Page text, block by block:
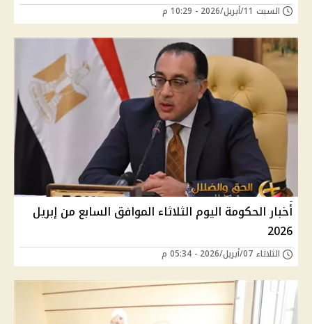
السبت 11/أبريل/2026 - 10:29 م
أخبار الحكومة اليوم الثلاثاء الموافق السابع من إبريل
2026
الثلاثاء 07/أبريل/2026 - 05:34 م